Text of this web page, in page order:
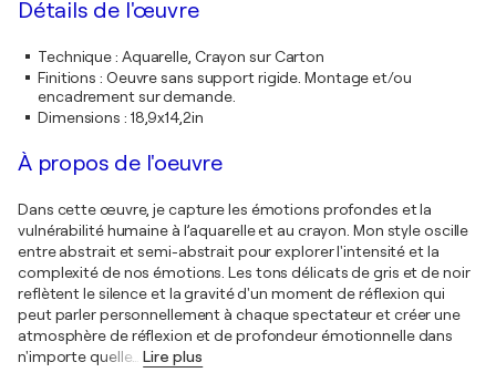
Détails de l'œuvre
Technique: Aquarelle, Crayon sur Carton
Finitions : Oeuvre sans support rigide. Montage et/ou
encadrement sur demande.
Dimensions : 18,9x14,2in
À propos de l'oeuvre
Dans cette œuvre, je capture les émotions profondes et la
vulnérabilité humaine à l’aquarelle et au crayon. Mon style oscille
entre abstrait et semi-abstrait pour explorer l'intensité et la
complexité de nos émotions. Les tons délicats de gris et de noir
reflètent le silence et la gravité d'un moment de réflexion qui
peut parler personnellement à chaque spectateur et créer une
atmosphère de réflexion et de profondeur émotionnelle dans
n'importe quelle
Lire plus